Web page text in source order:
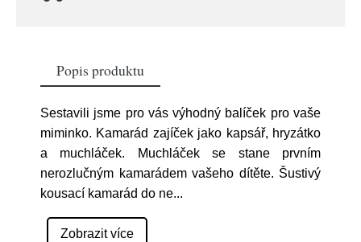
Popis produktu
Sestavili jsme pro vás výhodný balíček pro vaše
miminko. Kamarád zajíček jako kapsář, hryzátko
a muchláček. Muchláček se stane prvním
nerozlučným kamarádem vašeho dítěte. Šustivý
kousací kamarád do ne...
Zobrazit více